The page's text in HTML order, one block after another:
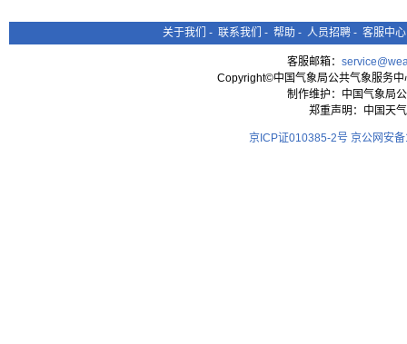
关于我们 - 联系我们 - 帮助 - 人员招聘 - 客服中心
客服邮箱：
Copyright©中国气象局公共气象服务
制作维护：中国气象局
郑重声明：中国天
京ICP证010385-2号 京公网安